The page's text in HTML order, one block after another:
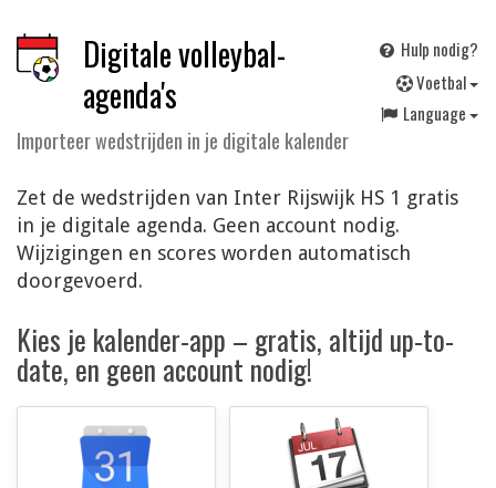
Digitale volleybal-
agenda's
Importeer wedstrijden in je digitale kalender
Hulp nodig?
Voetbal
Language
Zet de wedstrijden van Inter Rijswijk HS 1 gratis
in je digitale agenda. Geen account nodig.
Wijzigingen en scores worden automatisch
doorgevoerd.
Kies je kalender-app – gratis, altijd up-to-
date, en geen account nodig!